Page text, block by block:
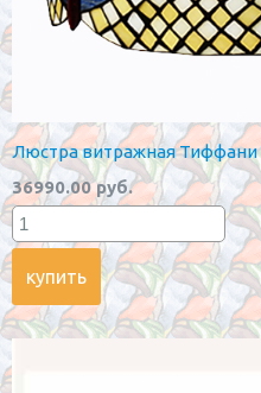
Люстра витражная Тиффани
36990.00 руб.